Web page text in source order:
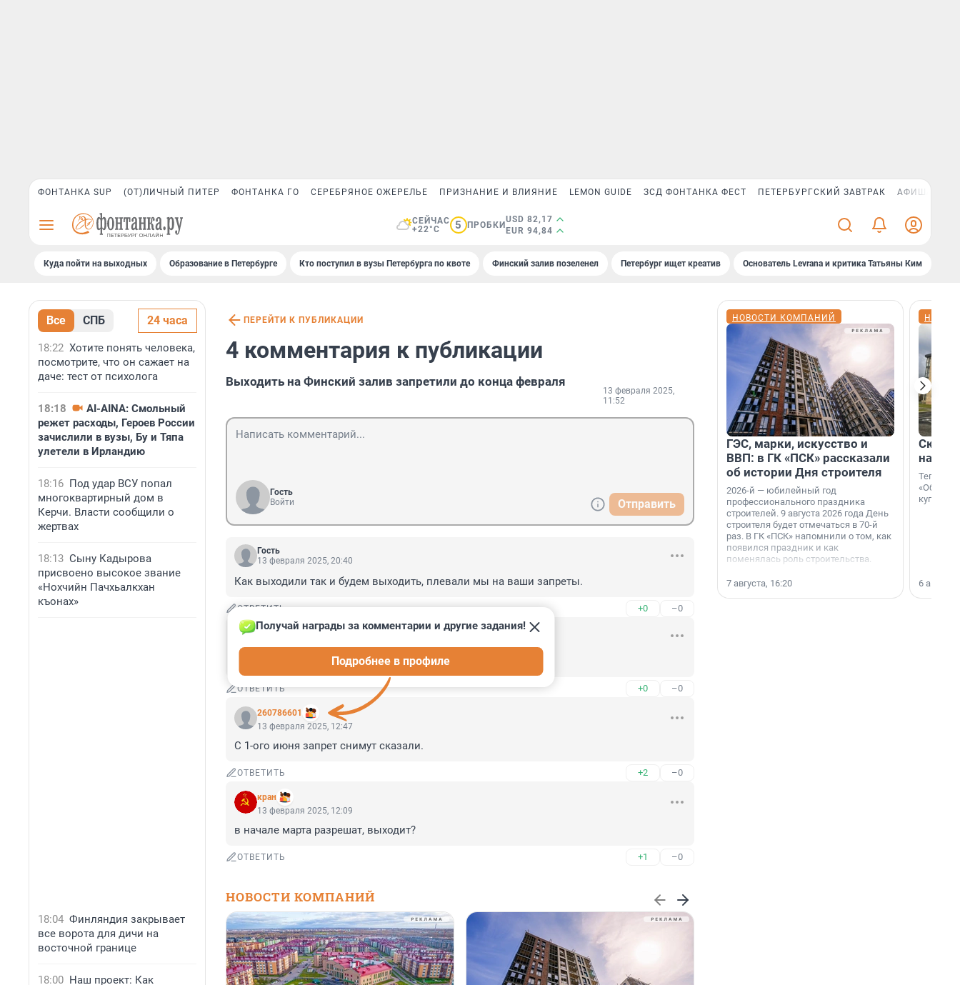
ФОНТАНКА SUP (ОТ)ЛИЧНЫЙ ПИТЕР ФОНТАНКА ГО СЕРЕБРЯНОЕ ОЖЕРЕЛЬЕ ПРИЗНАНИЕ И ВЛИЯНИЕ LEMON GUIDE ЗСД ФОНТАНКА ФЕСТ ПЕТЕРБУРГСКИЙ ЗАВТРАК АФИША PLUS
СЕЙЧАС
+22°C
5 ПРОБКИ
USD 82,17
EUR 94,84
Куда пойти на выходных Образование в Петербурге Кто поступил в вузы Петербурга по квоте Финский залив позеленел Петербург ищет креатив Основатель Levrana и критика Татьяны Ким
Все СПБ 24 часа
18:22 Хотите понять человека,
посмотрите, что он сажает на
даче: тест от психолога
18:18
AI-AINA: Смольный
режет расходы, Героев России
зачислили в вузы, Бу и Тяпа
улетели в Ирландию
18:16 Под удар ВСУ попал
многоквартирный дом в
Керчи. Власти сообщили о
жертвах
18:13 Сыну Кадырова
присвоено высокое звание
«Нохчийн Пачхьалкхан
къонах»
18:04 Финляндия закрывает
все ворота для дичи на
восточной границе
18:00 Наш проект: Как
ПЕРЕЙТИ К ПУБЛИКАЦИИ
4 комментария к публикации
Выходить на Финский залив запретили до конца февраля
13 февраля 2025,
11:52
Гость
Войти
Отправить
Гость
13 февраля 2025, 20:40
Как выходили так и будем выходить, плевали мы на ваши запреты.
ОТВЕТИТЬ +0 –0
Гость
ОТВЕТИТЬ +0 –0
260786601
Получай награды за комментарии и другие задания!
Подробнее в профиле
13 февраля 2025, 12:47
С 1-ого июня запрет снимут сказали.
ОТВЕТИТЬ +2 –0
кран
13 февраля 2025, 12:09
в начале марта разрешат, выходит?
ОТВЕТИТЬ +1 –0
НОВОСТИ КОМПАНИЙ
НОВОСТИ КОМПАНИЙ
ГЭС, марки, искусство и
ВВП: в ГК «ПСК» рассказали
об истории Дня строителя
2026-й — юбилейный год
профессионального праздника
строителей. 9 августа 2026 года День
строителя будет отмечаться в 70-й
раз. В ГК «ПСК» напомнили о том, как
появился праздник и как
поменялась роль строительства.
7 августа, 16:20
на
Теперь
купить
6